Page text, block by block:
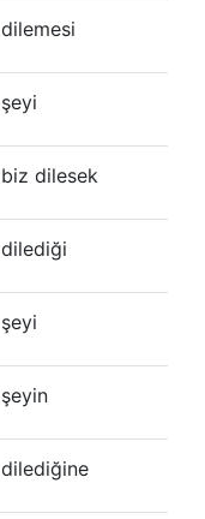
dilemesi
şeyi
biz dilesek
dilediği
şeyi
şeyin
dilediğine